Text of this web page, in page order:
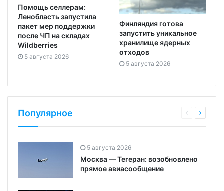
Помощь селлерам:
Ленобласть запустила
пакет мер поддержки
после ЧП на складах
Wildberries
5 августа 2026
Финляндия готова
запустить уникальное
хранилище ядерных
отходов
5 августа 2026
Популярное
5 августа 2026
Москва — Тегеран: возобновлено
прямое авиасообщение